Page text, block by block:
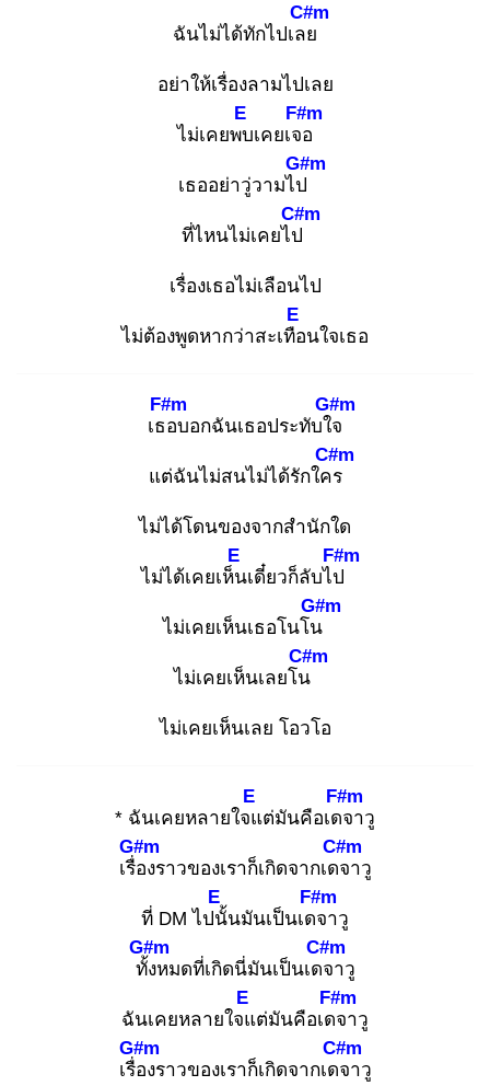
ฉันไม่ได้ทักไปเลย
C#m
อย่าให้เรื่องลามไปเลย
ไม่เคยพบ
E
เคยเจอ
F#m
เธออย่าวู่วามไป
G#m
ที่ไหนไม่เคยไป
C#m
เรื่องเธอไม่เลือนไป
ไม่ต้องพูดหากว่าสะเทือ
E
นใจเธอ
เธอ
F#m
บอกฉันเธอประทับใจ
G#m
แต่ฉันไม่สนไม่ได้รักใคร
C#m
ไม่ได้โดนของจากสำนักใด
ไม่ได้เคยเห็น
E
เดี๋ยวก็ลับไป
F#m
ไม่เคยเห็นเธอโนโน
G#m
ไม่เคยเห็นเลยโน
C#m
ไม่เคยเห็นเลย โอวโอ
* ฉันเคยหลายใจแ
E
ต่มันคือเดจ
F#m
าวู
เรื่อ
G#m
งราวของเราก็เกิดจากเดจ
C#m
าวู
ที่ DM ไปนั้
E
นมันเป็นเดจ
F#m
าวู
ทั้ง
G#m
หมดที่เกิดนี่มันเป็นเดจ
C#m
าวู
ฉันเคยหลายใจแ
E
ต่มันคือเดจ
F#m
าวู
เรื่อ
G#m
งราวของเราก็เกิดจากเดจ
C#m
าวู